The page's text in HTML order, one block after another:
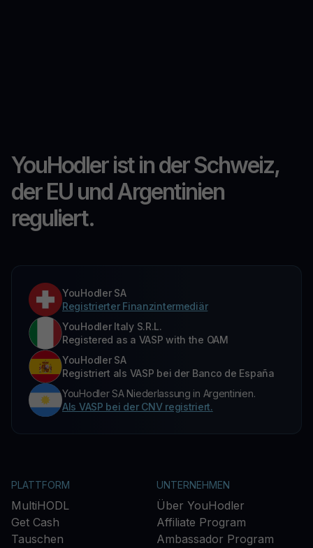
YouHodler ist in der Schweiz,
der EU und Argentinien
reguliert.
YouHodler SA
Registrierter Finanzintermediär
YouHodler Italy S.R.L.
Registered as a VASP with the OAM
YouHodler SA
Registriert als VASP bei der Banco de España
YouHodler SA Niederlassung in Argentinien.
Als VASP bei der CNV registriert.
PLATTFORM
MultiHODL
Get Cash
Tauschen
UNTERNEHMEN
Über YouHodler
Affiliate Program
Ambassador Program